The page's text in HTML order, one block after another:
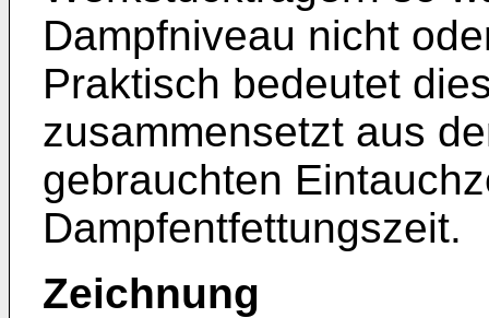
Dampfniveau nicht
Praktisch bedeutet
zusammensetzt aus
gebrauchten
Dampfentfettungszeit.
Zeichnung